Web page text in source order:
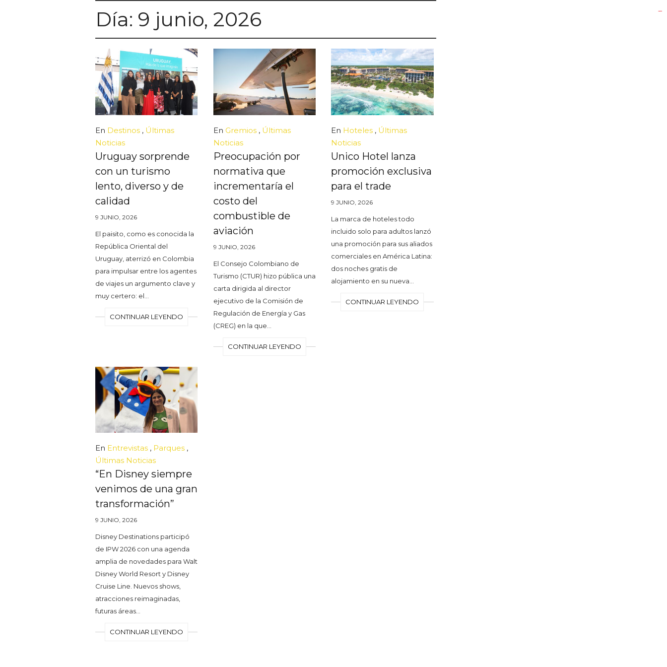
Día: 9 junio, 2026
En Destinos , Últimas
Noticias
Uruguay sorprende
con un turismo
lento, diverso y de
calidad
9 JUNIO, 2026
El paisito, como es conocida la
República Oriental del
Uruguay, aterrizó en Colombia
para impulsar entre los agentes
de viajes un argumento clave y
muy certero: el…
CONTINUAR LEYENDO
En Gremios, Últimas
Noticias
Preocupación por
normativa que
incrementaría el
costo del
combustible de
aviación
9 JUNIO, 2026
El Consejo Colombiano de
Turismo (CTUR) hizo pública una
carta dirigida al director
ejecutivo de la Comisión de
Regulación de Energía y Gas
(CREG) en la que…
CONTINUAR LEYENDO
En Hoteles , Últimas
Noticias
Unico Hotel lanza
promoción exclusiva
para el trade
9 JUNIO, 2026
La marca de hoteles todo
incluido solo para adultos lanzó
una promoción para sus aliados
comerciales en América Latina:
dos noches gratis de
alojamiento en su nueva…
CONTINUAR LEYENDO
En Entrevistas , Parques ,
Últimas Noticias
“En Disney siempre
venimos de una gran
transformación”
9 JUNIO, 2026
Disney Destinations participó
de IPW 2026 con una agenda
amplia de novedades para Walt
Disney World Resort y Disney
Cruise Line. Nuevos shows,
atracciones reimaginadas,
futuras áreas…
CONTINUAR LEYENDO